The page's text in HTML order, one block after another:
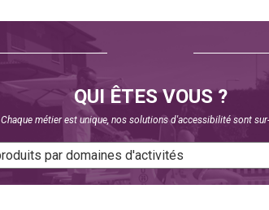
QUI ÊTES VOUS ?
Chaque métier est unique, nos solutions d'accessibilité sont